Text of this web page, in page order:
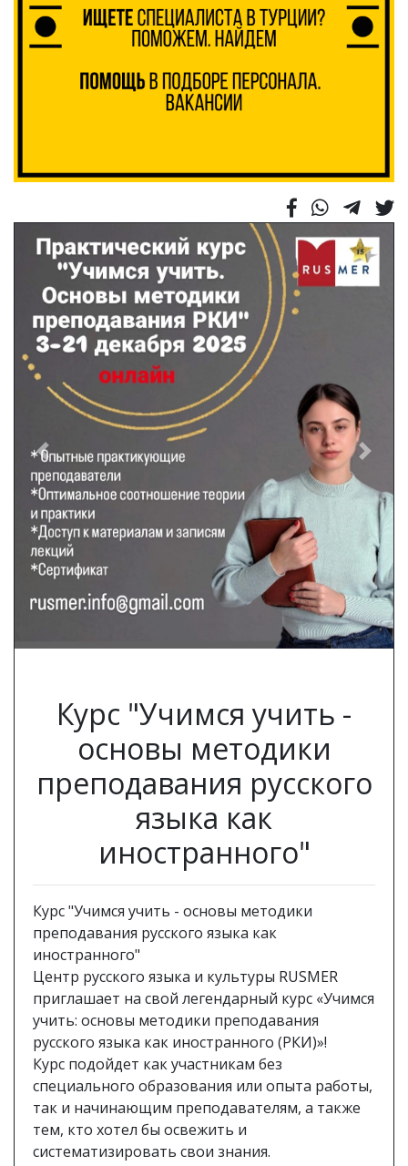
Previous Next
Курс "Учимся учить -
основы методики
преподавания русского
языка как
иностранного"
Курс "Учимся учить - основы методики
преподавания русского языка как
иностранного"
Центр русского языка и культуры RUSMER
приглашает на свой легендарный курс «Учимся
учить: основы методики преподавания
русского языка как иностранного (РКИ)»!
Курс подойдет как участникам без
специального образования или опыта работы,
так и начинающим преподавателям, а также
тем, кто хотел бы освежить и
систематизировать свои знания.